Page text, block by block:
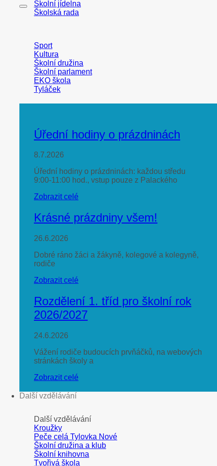
Školní jídelna
Školská rada
Sport
Kultura
Školní družina
Školní parlament
EKO škola
Tyláček
Úřední hodiny o prázdninách
8.7.2026
Úřední hodiny o prázdninách: každou středu
9:00-11:00 hod., vstup pouze z Palackého
Zobrazit celé
Krásné prázdniny všem!
26.6.2026
Dobré ráno žáci a žákyně, kolegové a kolegyně,
rodiče
Zobrazit celé
Rozdělení 1. tříd pro školní rok
2026/2027
24.6.2026
Vážení rodiče budoucích prvňáčků, na webových
stránkách školy a
Zobrazit celé
Další vzdělávání
Další vzdělávání
Kroužky
Peče celá Tylovka
Školní družina a klub
Školní knihovna
Tvořivá škola